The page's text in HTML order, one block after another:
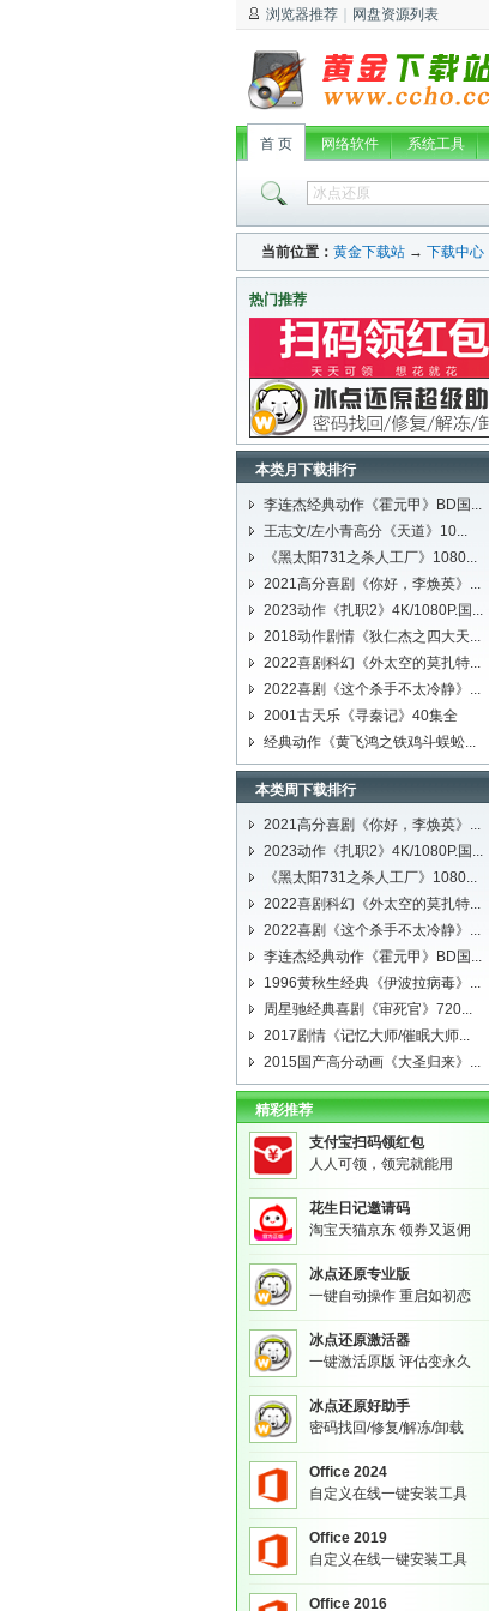
浏览器推荐 网盘资源列表
首 页 网络软件 系统工具
当前位置： 黄金下载站 → 下载中心
热门推荐
本类月下载排行
李连杰经典动作《霍元甲》BD国...
王志文/左小青高分《天道》10...
《黑太阳731之杀人工厂》1080...
2021高分喜剧《你好，李焕英》...
2023动作《扎职2》4K/1080P.国...
2018动作剧情《狄仁杰之四大天...
2022喜剧科幻《外太空的莫扎特...
2022喜剧《这个杀手不太冷静》...
2001古天乐《寻秦记》40集全
经典动作《黄飞鸿之铁鸡斗蜈蚣...
本类周下载排行
2021高分喜剧《你好，李焕英》...
2023动作《扎职2》4K/1080P.国...
《黑太阳731之杀人工厂》1080...
2022喜剧科幻《外太空的莫扎特...
2022喜剧《这个杀手不太冷静》...
李连杰经典动作《霍元甲》BD国...
1996黄秋生经典《伊波拉病毒》...
周星驰经典喜剧《审死官》720...
2017剧情《记忆大师/催眠大师...
2015国产高分动画《大圣归来》...
精彩推荐
支付宝扫码领红包
人人可领，领完就能用
花生日记邀请码
淘宝天猫京东 领券又返佣
冰点还原专业版
一键自动操作 重启如初恋
冰点还原激活器
一键激活原版 评估变永久
冰点还原好助手
密码找回/修复/解冻/卸载
Office 2024
自定义在线一键安装工具
Office 2019
自定义在线一键安装工具
Office 2016